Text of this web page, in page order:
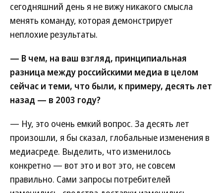
сегодняшний день я не вижу никакого смысла
менять команду, которая демонстрирует
неплохие результаты.
— В чем, на ваш взгляд, принципиальная
разница между российскими медиа в целом
сейчас и теми, что были, к примеру, десять лет
назад — в 2003 году?
— Ну, это очень емкий вопрос. За десять лет
произошли, я бы сказал, глобальные изменения в
медиасреде. Выделить, что изменилось
конкретно — вот это и вот это, не совсем
правильно. Сами запросы потребителей